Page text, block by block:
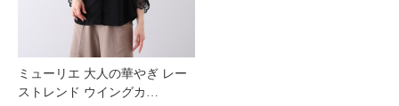
ミューリエ 大人の華やぎ レー
ストレンド ウイングカ…